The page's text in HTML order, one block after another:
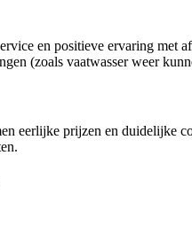
en positieve ervaring met
(zoals vaatwasser weer
eerlijke prijzen en duidelijke